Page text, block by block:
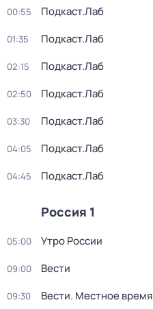
00:55 Подкаст.Лаб
01:35 Подкаст.Лаб
02:15 Подкаст.Лаб
02:50 Подкаст.Лаб
03:30 Подкаст.Лаб
04:05 Подкаст.Лаб
04:45 Подкаст.Лаб
Россия 1
05:00 Утро России
09:00 Вести
09:30 Вести. Местное время